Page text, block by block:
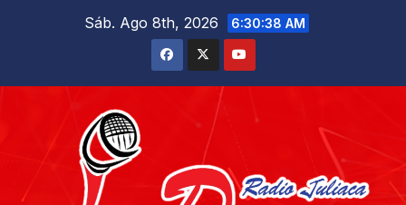
Sáb. Ago 8th, 2026 6:30:39 AM